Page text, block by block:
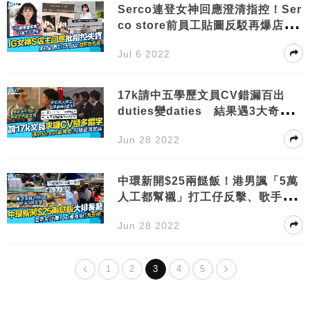
Serco連登女神回應澄清指控！Ser
co store前員工貼圖反駁再爆店主
Jul 6 2022
17k請中五學歷文員CV錯漏百出
duties變daties 結果遇3大奇怪求
Jun 28 2022
中環新開$25兩餸飯！港男諷「5萬
人工都幫襯」打工仔反擊、歌手分
Jun 28 2022
1 2 3 4 5